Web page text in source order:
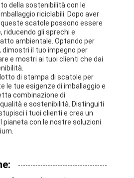
della sostenibilità con le
riciclabili. Dopo aver
scatole possono essere
gli sprechi e
ambientale. Optando per
dimostri il tuo impegno per
e mostri ai tuoi clienti che dai
di stampa di scatole per
le tue esigenze di imballaggio e
combinazione di
e sostenibilità. Distinguiti
i tuoi clienti e crea un
con le nostre soluzioni